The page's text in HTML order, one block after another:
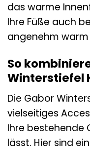
das warme
Ihre Füße auch
angenehm warm
So
Winterstiefel
Die Gabor
vielseitiges
Ihre bestehende
lässt. Hier sind